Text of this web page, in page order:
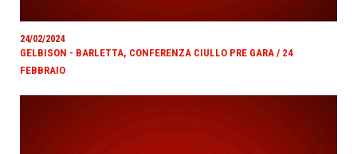
24/02/2024
GELBISON - BARLETTA, CONFERENZA CIULLO PRE GARA / 24
FEBBRAIO